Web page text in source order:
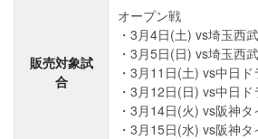
販売対象試
合
オープン戦
3月4日(土) vs埼玉西
3月5日(日) vs埼玉西
3月11日(土) vs中日ド
3月12日(日) vs中日ド
3月14日(火) vs阪神タ
3月15日(水) vs阪神タ